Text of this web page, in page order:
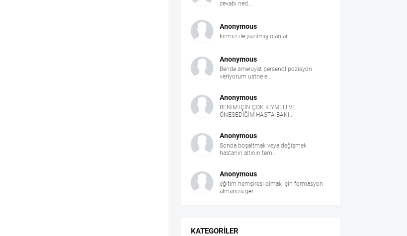
cevabı ned...
Anonymous
kırmızı ile yazılmış olanlar
Anonymous
Bende ameluyat persenol pozisyon
veriyorum ustne e...
Anonymous
BENİM İÇİN ÇOK KIYMELİ VE
ÖNESEDİĞİM HASTA BAKI...
Anonymous
Sonda boşaltmak veya değişmek
hastanın altının tem...
Anonymous
eğitim hemşiresi olmak için formasyon
almanıza ger...
KATEGORILER